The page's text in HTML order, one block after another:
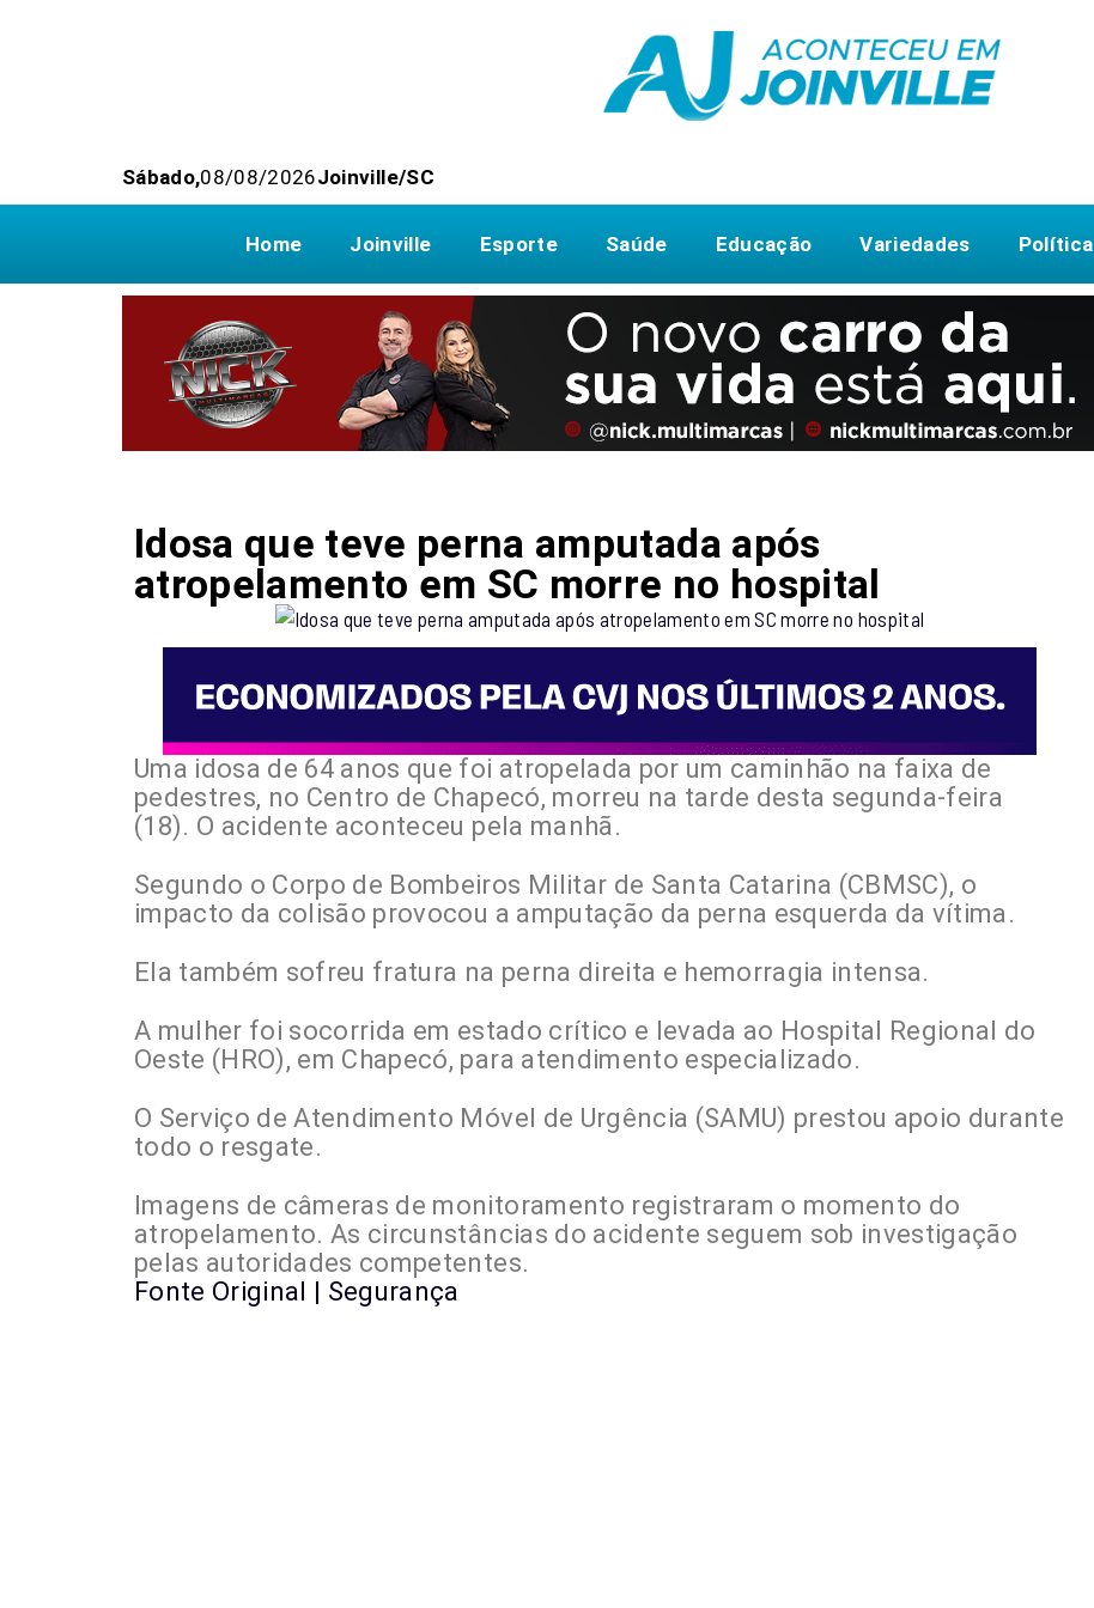
Sábado,08/08/2026Joinville/SC
Home Joinville Esporte Saúde Educação Variedades Política
Idosa que teve perna amputada após
atropelamento em SC morre no hospital
Uma idosa de 64 anos que foi atropelada por um caminhão na faixa de
pedestres, no Centro de Chapecó, morreu na tarde desta segunda-feira
(18). O acidente aconteceu pela manhã.
Segundo o Corpo de Bombeiros Militar de Santa Catarina (CBMSC), o
impacto da colisão provocou a amputação da perna esquerda da vítima.
Ela também sofreu fratura na perna direita e hemorragia intensa.
A mulher foi socorrida em estado crítico e levada ao Hospital Regional do
Oeste (HRO), em Chapecó, para atendimento especializado.
O Serviço de Atendimento Móvel de Urgência (SAMU) prestou apoio durante
todo o resgate.
Imagens de câmeras de monitoramento registraram o momento do
atropelamento. As circunstâncias do acidente seguem sob investigação
pelas autoridades competentes.
Fonte Original | Segurança